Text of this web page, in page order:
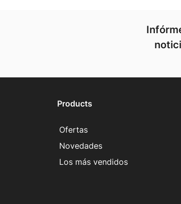
Products
Ofertas
Novedades
Los más vendidos